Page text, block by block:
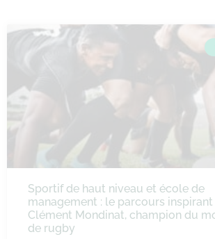
Sportif de haut niveau et école de
management : le parcours inspirant
Clément Mondinat, champion du
de rugby